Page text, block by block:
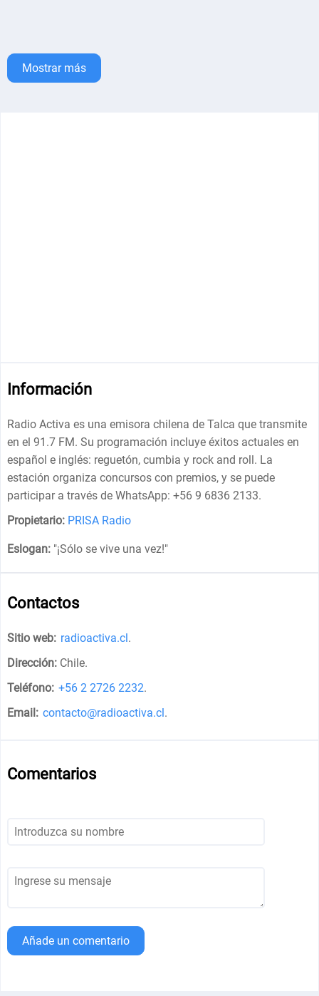
Mostrar más
Información
Radio Activa es una emisora chilena de Talca que transmite
en el 91.7 FM. Su programación incluye éxitos actuales en
español e inglés: reguetón, cumbia y rock and roll. La
estación organiza concursos con premios, y se puede
participar a través de WhatsApp: +56 9 6836 2133.
Propietario: PRISA Radio
Eslogan: "¡Sólo se vive una vez!"
Contactos
Sitio web: radioactiva.cl.
Dirección: Chile.
Teléfono: +56 2 2726 2232.
Email: contacto@radioactiva.cl.
Comentarios
Añade un comentario